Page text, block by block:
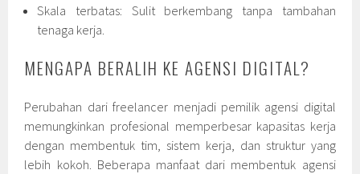
Skala terbatas: Sulit berkembang tanpa tambahan
tenaga kerja.
MENGAPA BERALIH KE AGENSI DIGITAL?
Perubahan dari freelancer menjadi pemilik agensi digital
memungkinkan profesional memperbesar kapasitas kerja
dengan membentuk tim, sistem kerja, dan struktur yang
lebih kokoh. Beberapa manfaat dari membentuk agensi